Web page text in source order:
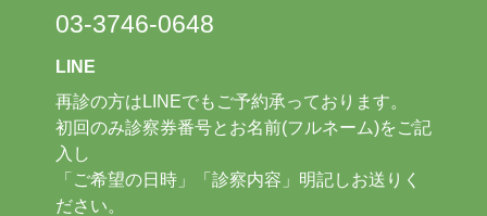
03-3746-0648
LINE
再診の方はLINEでもご予約承っております。
初回のみ診察券番号とお名前(フルネーム)をご記
入し
「ご希望の日時」「診察内容」明記しお送りく
ださい。